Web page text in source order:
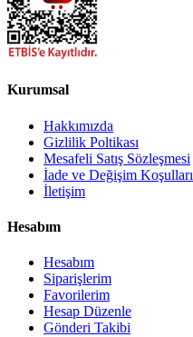
Kurumsal
Hakkımızda
Gizlilik Poltikası
Mesafeli Satış Sözleşmesi
İade ve Değişim Koşulları
İletişim
Hesabım
Hesabım
Siparişlerim
Favorilerim
Hesap Düzenle
Gönderi Takibi